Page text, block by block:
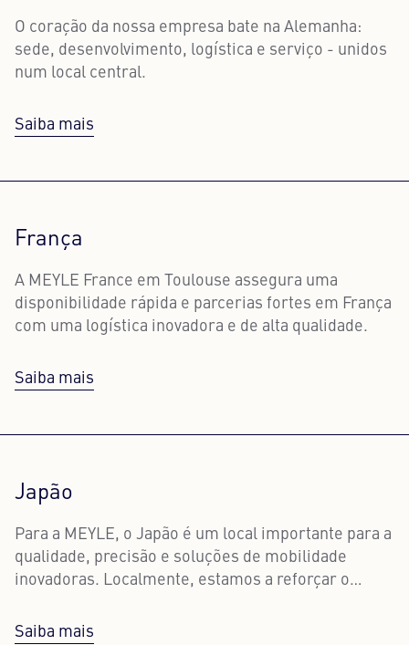
O coração da nossa empresa bate na Alemanha:
sede, desenvolvimento, logística e serviço - unidos
num local central.
Saiba mais
França
A MEYLE France em Toulouse assegura uma
disponibilidade rápida e parcerias fortes em França
com uma logística inovadora e de alta qualidade.
Saiba mais
Japão
Para a MEYLE, o Japão é um local importante para a
qualidade, precisão e soluções de mobilidade
inovadoras. Localmente, estamos a reforçar o
cooperação com os parceiros na região.
Saiba mais